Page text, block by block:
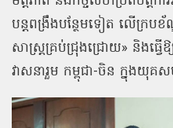
បន្តពង្រឹងបន្ថែមទៀត លើក្របខ័
សាស្ត្រគ្រប់ជ្រុងជ្រោយ» និងធ្
វាសនារួម កម្ពុជា-ចិន ក្នុងយុគ